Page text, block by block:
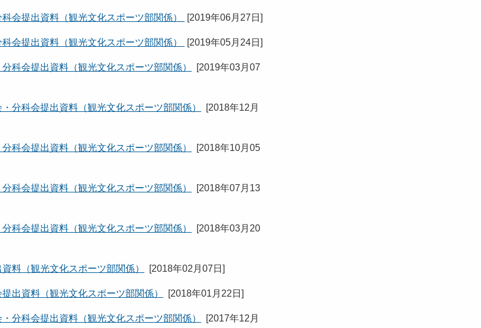
会提出資料（観光文化スポーツ部関係） [2019年06月27日 ]
会提出資料（観光文化スポーツ部関係） [2019年05月24日 ]
科会提出資料（観光文化スポーツ部関係） [2019年03月07
科会提出資料（観光文化スポーツ部関係） [2018年12月
科会提出資料（観光文化スポーツ部関係） [2018年10月05
科会提出資料（観光文化スポーツ部関係） [2018年07月13
科会提出資料（観光文化スポーツ部関係） [2018年03月20
料（観光文化スポーツ部関係） [2018年02月07日 ]
出資料（観光文化スポーツ部関係） [2018年01月22日 ]
科会提出資料（観光文化スポーツ部関係） [2017年12月